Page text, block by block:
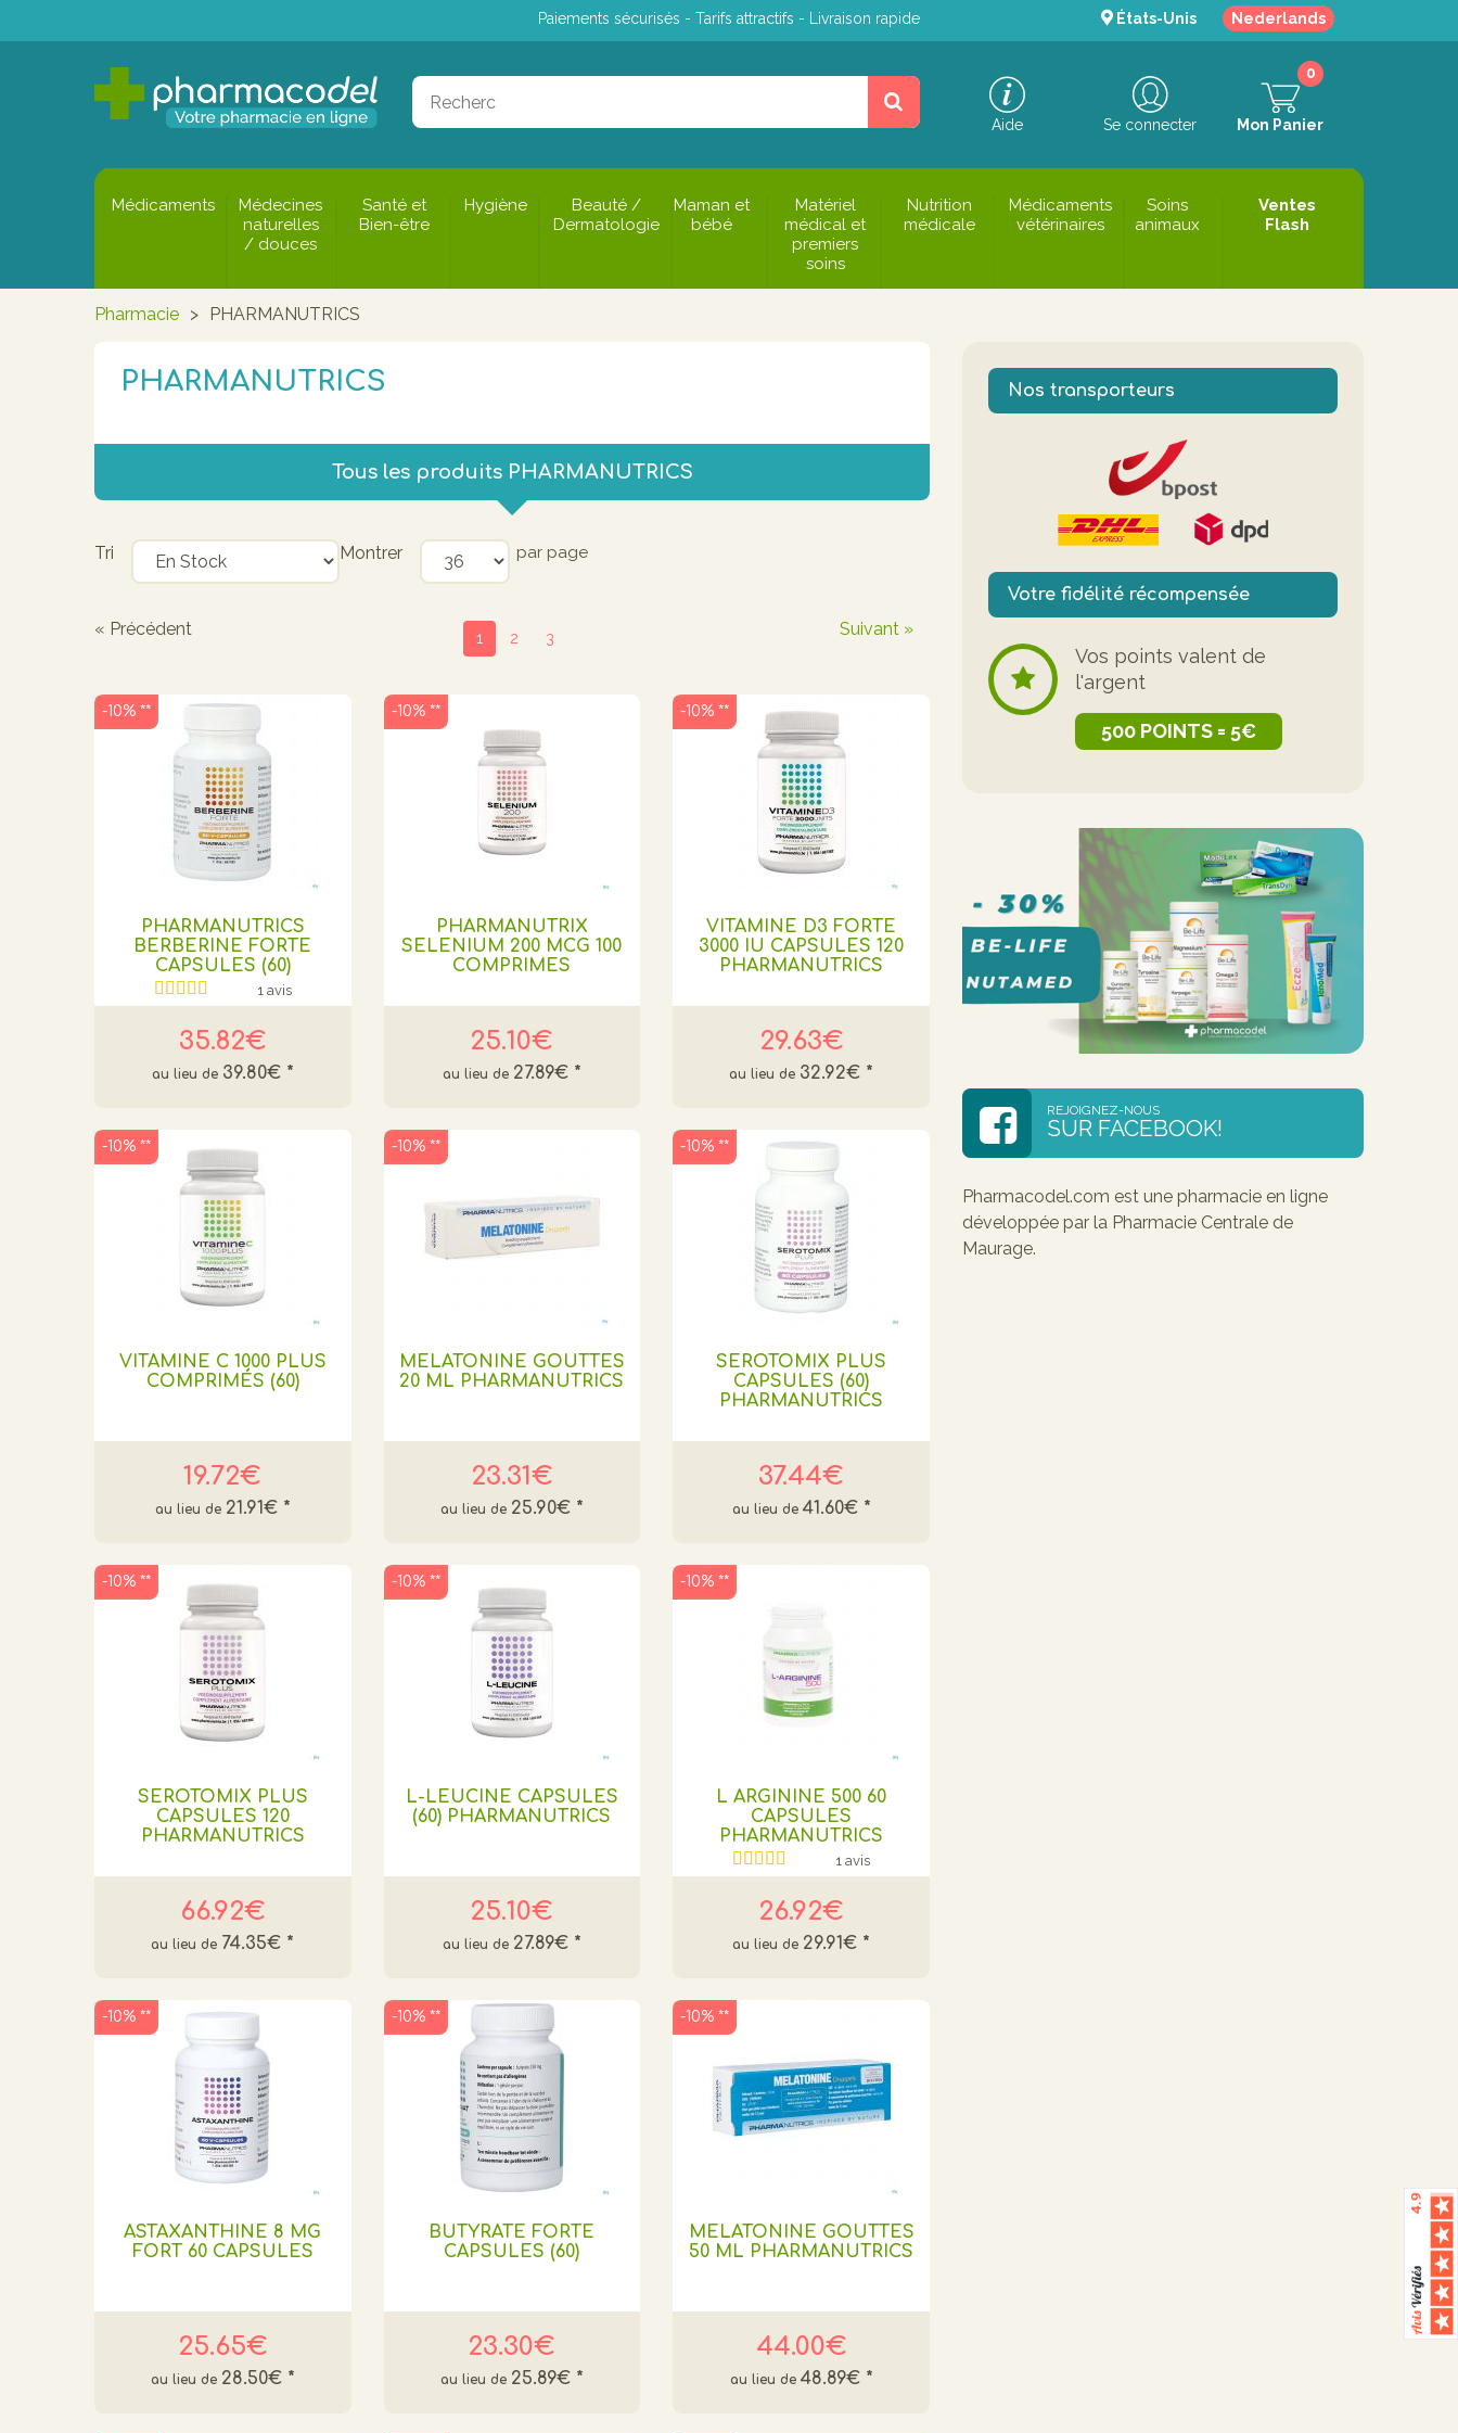
Paiements sécurisés - Tarifs attractifs - Livraison rapide États-Unis Nederlands
Aide Se connecter Mon Panier
0
Médicaments
Médecines
naturelles
/ douces
Santé et
Bien-être
Hygiène
Beauté /
Dermatologie
Maman et
bébé
Matériel
médical et
premiers
soins
Nutrition
médicale
Médicaments
vétérinaires
Soins
animaux
Ventes
Flash
Pharmacie > PHARMANUTRICS
PHARMANUTRICS
Tous les produits PHARMANUTRICS
Tri Montrer par page
« Précédent Suivant »
1 2 3
PHARMANUTRICS
BERBERINE FORTE
CAPSULES (60)
1 avis
35.82€
39.80€ *
-10% **
PHARMANUTRIX
SELENIUM 200 MCG 100
COMPRIMES
25.10€
27.89€ *
-10% **
VITAMINE D3 FORTE
3000 IU CAPSULES 120
PHARMANUTRICS
29.63€
32.92€ *
-10% **
VITAMINE C 1000 PLUS
COMPRIMÉS (60)
19.72€
21.91€ *
-10% **
MELATONINE GOUTTES
20 ML PHARMANUTRICS
23.31€
25.90€ *
-10% **
SEROTOMIX PLUS
CAPSULES (60)
PHARMANUTRICS
37.44€
41.60€ *
-10% **
SEROTOMIX PLUS
CAPSULES 120
PHARMANUTRICS
66.92€
74.35€ *
-10% **
L-LEUCINE CAPSULES
(60) PHARMANUTRICS
25.10€
27.89€ *
-10% **
L ARGININE 500 60
CAPSULES
PHARMANUTRICS
1 avis
26.92€
29.91€ *
-10% **
ASTAXANTHINE 8 MG
FORT 60 CAPSULES
25.65€
28.50€ *
-10% **
BUTYRATE FORTE
CAPSULES (60)
23.30€
25.89€ *
-10% **
MELATONINE GOUTTES
50 ML PHARMANUTRICS
44.00€
48.89€ *
-10% **
Nos transporteurs
Votre fidélité récompensée
Vos points valent de
l'argent
500 POINTS = 5€
REJOIGNEZ-NOUS
SUR FACEBOOK!
Pharmacodel.com est une pharmacie en ligne
développée par la Pharmacie Centrale de
Maurage.